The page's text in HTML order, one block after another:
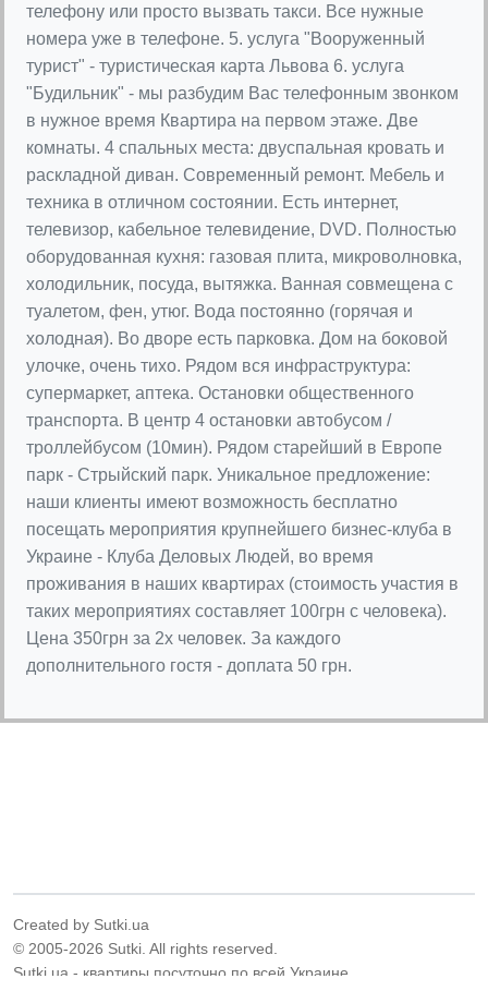
телефону или просто вызвать такси. Все нужные
номера уже в телефоне. 5. услуга "Вооруженный
турист" - туристическая карта Львова 6. услуга
"Будильник" - мы разбудим Вас телефонным звонком
в нужное время Квартира на первом этаже. Две
комнаты. 4 спальных места: двуспальная кровать и
раскладной диван. Современный ремонт. Мебель и
техника в отличном состоянии. Есть интернет,
телевизор, кабельное телевидение, DVD. Полностью
оборудованная кухня: газовая плита, микроволновка,
холодильник, посуда, вытяжка. Ванная совмещена с
туалетом, фен, утюг. Вода постоянно (горячая и
холодная). Во дворе есть парковка. Дом на боковой
улочке, очень тихо. Рядом вся инфраструктура:
супермаркет, аптека. Остановки общественного
транспорта. В центр 4 остановки автобусом /
троллейбусом (10мин). Рядом старейший в Европе
парк - Стрыйский парк. Уникальное предложение:
наши клиенты имеют возможность бесплатно
посещать мероприятия крупнейшего бизнес-клуба в
Украине - Клуба Деловых Людей, во время
проживания в наших квартирах (стоимость участия в
таких мероприятиях составляет 100грн с человека).
Цена 350грн за 2х человек. За каждого
дополнительного гостя - доплата 50 грн.
Created by Sutki.ua
© 2005-2026 Sutki. All rights reserved.
Sutki.ua - квартиры посуточно по всей Украине.